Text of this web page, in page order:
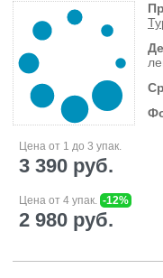
Цена от 1 до 3 упак.
3 390 руб.
Цена от 4 упак. -12%
2 980 руб.